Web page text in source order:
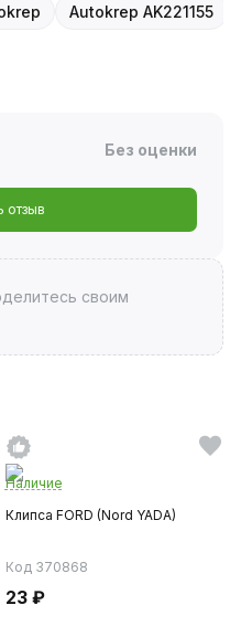
Autokrep AK221155
Без оценки
отзыв
своим
Наличие
Клипса FORD (Nord YADA)
Код 370868
23 ₽